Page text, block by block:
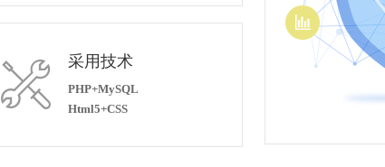
 采用技术
PHP+MySQL
Html5+CSS